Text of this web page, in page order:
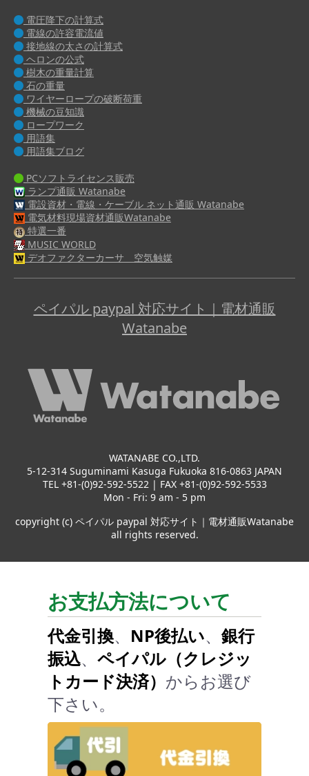
電圧降下の計算式
電線の許容電流値
接地線の太さの計算式
ヘロンの公式
樹木の重量計算
石の重量
ワイヤーロープの破断荷重
機械の豆知識
ロープワーク
用語集
用語集ブログ
PCソフトライセンス販売
ランプ通販 Watanabe
電設資材・電線・ケーブル ネット通販 Watanabe
電気材料現場資材通販Watanabe
特選一番
MUSIC WORLD
デオファクターカーサ 空気触媒
ペイパル paypal 対応サイト｜電材通販
Watanabe
WATANABE CO.,LTD.
5-12-314 Suguminami Kasuga Fukuoka 816-0863 JAPAN
TEL +81-(0)92-592-5522 | FAX +81-(0)92-592-5533
Mon - Fri: 9 am - 5 pm
copyright (c) ペイパル paypal 対応サイト｜電材通販Watanabe
all rights reserved.
お支払方法について
代金引換、 NP後払い、 銀行
振込、 ペイパル（クレジッ
トカード決済） からお選び
下さい。